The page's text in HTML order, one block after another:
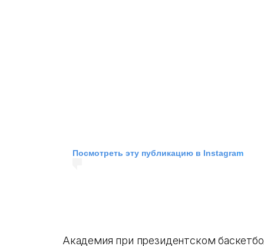
Посмотреть эту публикацию в Instagram
Академия при президентском